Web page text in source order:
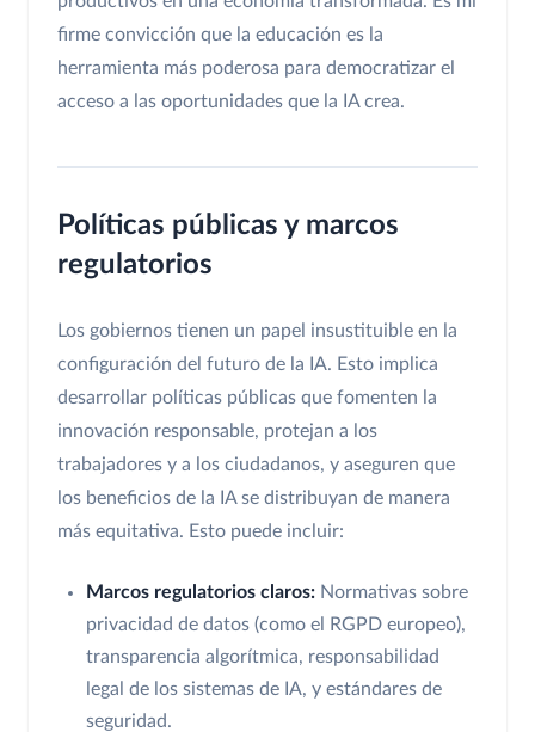
firme convicción que la educación es la
herramienta más poderosa para democratizar el
acceso a las oportunidades que la IA crea.
Políticas públicas y marcos
regulatorios
Los gobiernos tienen un papel insustituible en la
configuración del futuro de la IA. Esto implica
desarrollar políticas públicas que fomenten la
innovación responsable, protejan a los
trabajadores y a los ciudadanos, y aseguren que
los beneficios de la IA se distribuyan de manera
más equitativa. Esto puede incluir:
Marcos regulatorios claros: Normativas sobre
privacidad de datos (como el RGPD europeo),
transparencia algorítmica, responsabilidad
legal de los sistemas de IA, y estándares de
seguridad.